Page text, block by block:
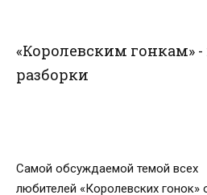
«Королевским гонкам»
разборки
Самой обсуждаемой темой всех
любителей «Королевских гонок»